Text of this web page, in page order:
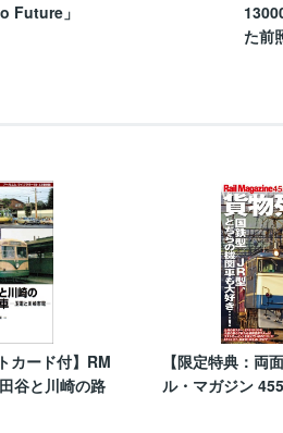
Future」
た前
カード付】RM
谷と川崎の路
【限定特典：両
ル・マガジン